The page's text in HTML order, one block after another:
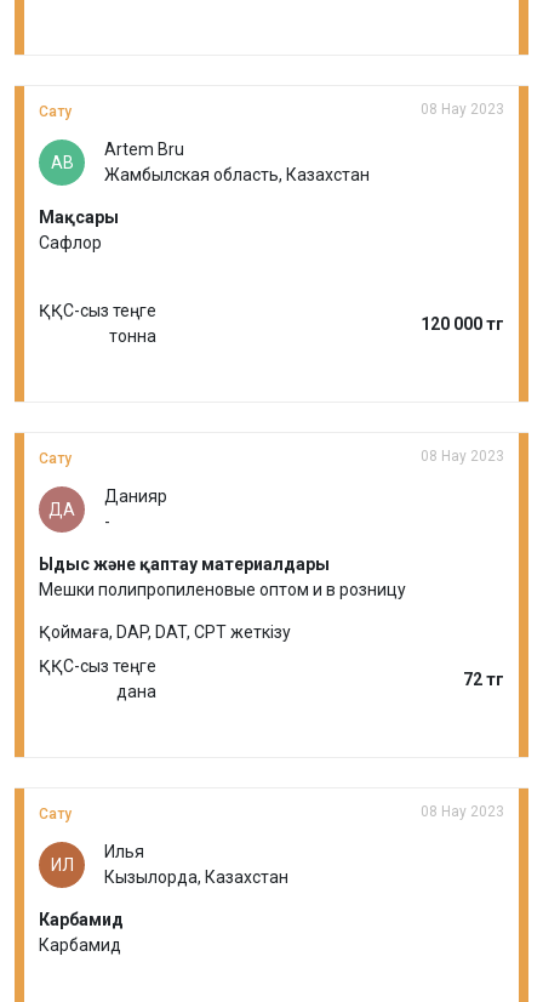
Сату 08 Нау 2023
AB
Artem Bru
Жамбылская область, Казахстан
Мақсары
Сафлор
ҚҚС-сыз теңге
тонна
120 000 тг
Сату 08 Нау 2023
ДА
Данияр
-
Ыдыс және қаптау материалдары
Мешки полипропиленовые оптом и в розницу
Қоймаға, DAP, DAT, CPT жеткізу
ҚҚС-сыз теңге
дана
72 тг
Сату 08 Нау 2023
ИЛ
Илья
Кызылорда, Казахстан
Карбамид
Карбамид